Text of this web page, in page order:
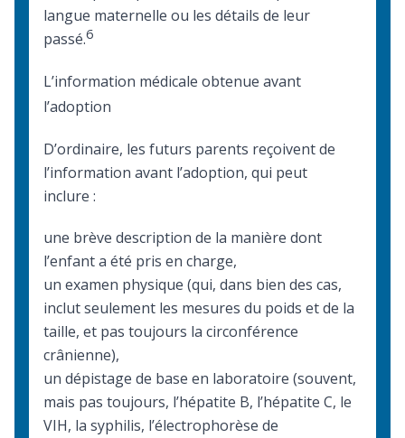
langue maternelle ou les détails de leur
passé.6
L’information médicale obtenue avant
l’adoption
D’ordinaire, les futurs parents reçoivent de
l’information avant l’adoption, qui peut
inclure :
une brève description de la manière dont
l’enfant a été pris en charge,
un examen physique (qui, dans bien des cas,
inclut seulement les mesures du poids et de la
taille, et pas toujours la circonférence
crânienne),
un dépistage de base en laboratoire (souvent,
mais pas toujours, l’hépatite B, l’hépatite C, le
VIH, la syphilis, l’électrophorèse de